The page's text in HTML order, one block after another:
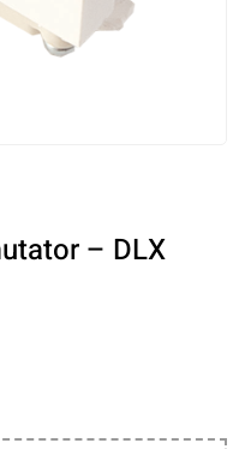
– DLX